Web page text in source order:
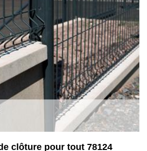
clôture pour tout 78124